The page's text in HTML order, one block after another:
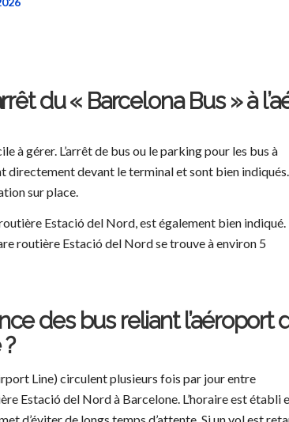
du « Barcelona Bus » à
à gérer. L’arrêt de bus ou le parking pour les bus à
directement devant le terminal et sont bien
sur place.
Estació del Nord, est également bien indiqué.
routière Estació del Nord se trouve à environ 5
des bus reliant l’aéroport
Line) circulent plusieurs fois par jour entre
Estació del Nord à Barcelone. L’horaire est établi